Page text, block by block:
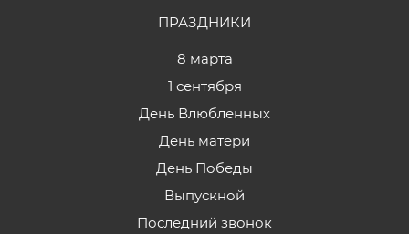
ПРАЗДНИКИ
8 марта
1 сентября
День Влюбленных
День матери
День Победы
Выпускной
Последний звонок